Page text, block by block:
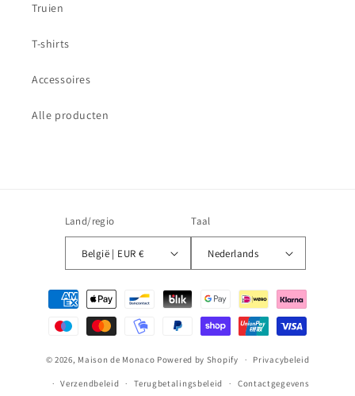
Truien
T-shirts
Accessoires
Alle producten
Land/regio
België | EUR €
Taal
Nederlands
Betaalmethoden
© 2026, Maison de Monaco Powered by Shopify Privacybeleid
Verzendbeleid Terugbetalingsbeleid Contactgegevens